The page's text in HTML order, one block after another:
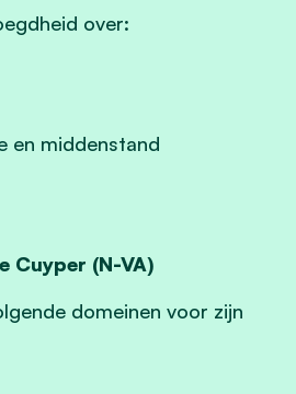
over:
en middenstand
Cuyper (N-VA)
domeinen voor zijn